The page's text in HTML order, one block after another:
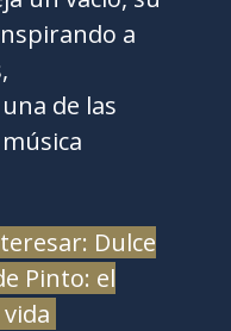
a
de las
Dulce
Pinto: el